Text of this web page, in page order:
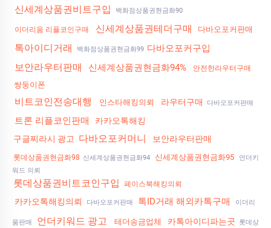
신세계상품권비트구입 백화점상품권현금화90
이더리움 리플코인구매 신세계상품권테더구매 다바오포커판매
톡아이디거래 백화점상품권현금화99 다바오포커구입
보안라우터판매 신세계상품권현금화94% 안전한라우터구매
쌍둥이폰
비트코인전송대행 인스타해킹의뢰 라우터구매 다바오포커판매
트론 리플코인판매
카카오톡해킹
구글찌라시 광고 다바오포커머니 보안라우터판매
롯데상품권현금화98 신세계상품권현금화94 신세계상품권현금화95
언더키
워드 의뢰
롯데상품권비트코인구입 페이스북해킹의뢰
카카오톡해킹의뢰 다바오포커판매 톡ID거래 해외카톡구매 이더리
움판매 언더키워드 광고 테더송금업체 카톡아이디파는곳 롯데상